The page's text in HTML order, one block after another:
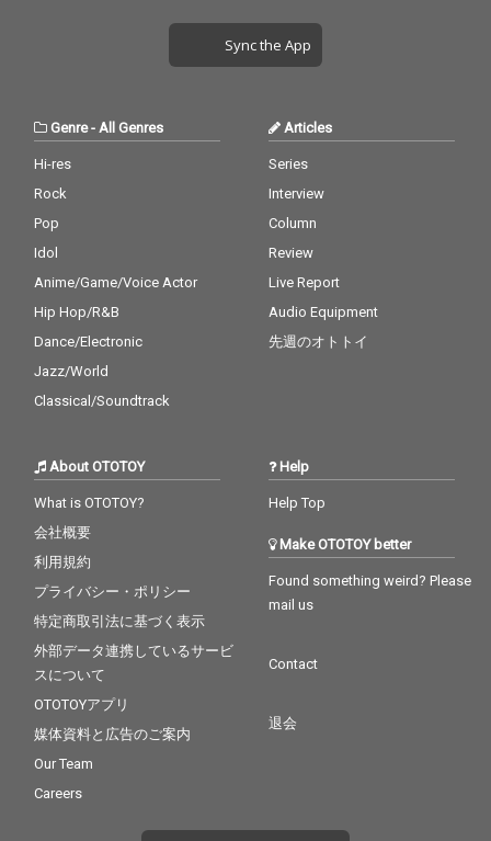
Sync the App
Genre- All Genres
Hi-res
Rock
Pop
Idol
Anime/Game/Voice Actor
Hip Hop/R&B
Dance/Electronic
Jazz/World
Classical/Soundtrack
Articles
Series
Interview
Column
Review
Live Report
Audio Equipment
先週のオトトイ
About OTOTOY
What is OTOTOY?
会社概要
利用規約
プライバシー・ポリシー
特定商取引法に基づく表示
外部データ連携しているサービ
スについて
OTOTOYアプリ
媒体資料と広告のご案内
Our Team
Careers
Help
Help Top
Make OTOTOY better
Found something weird? Please
mail us
Contact
退会